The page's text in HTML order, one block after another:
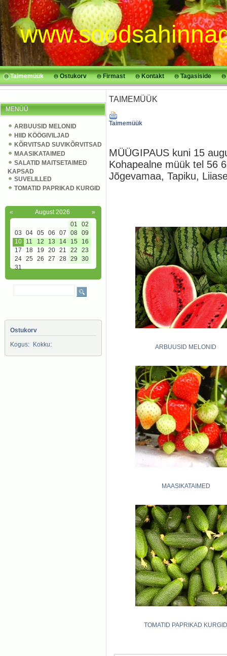
Taimemüük Ostukorv Firmast Kontakt Tagasiside
MENÜÜ
ARBUUSID MELONID
HIID KÖÖGIVILJAD
KÕRVITSAD SUVIKÕRVITSAD
MAASIKATAIMED
SALATID MAITSETAIMED
KAPSAD
SUVELILLED
TOMATID PAPRIKAD KURGID
« August 2026
»
01
02
03
04 05 06 07 08
09
10
11 12 13 14 15
16
17
18 19 20 21 22
23
24
25 26 27 28 29
30
31
Ostukorv
Kogus:
Kokku:
TAIMEMÜÜK
Taimemüük
MÜÜGIPAUS kuni 15
Kohapealne müük tel 56
Jõgevamaa, Tapiku,
ARBUUSID MELONID
MAASIKATAIMED
TOMATID PAPRIKAD KURGID